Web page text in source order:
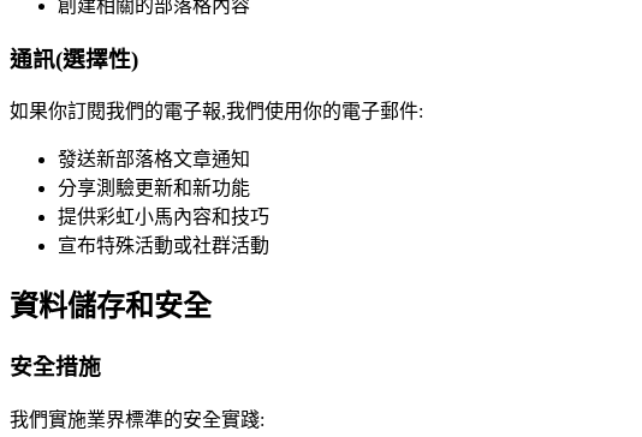
創建相關的部落格內容
通訊(選擇性)
如果你訂閱我們的電子報,我們使用你的電子郵件:
發送新部落格文章通知
分享測驗更新和新功能
提供彩虹小馬內容和技巧
宣布特殊活動或社群活動
資料儲存和安全
安全措施
我們實施業界標準的安全實踐: